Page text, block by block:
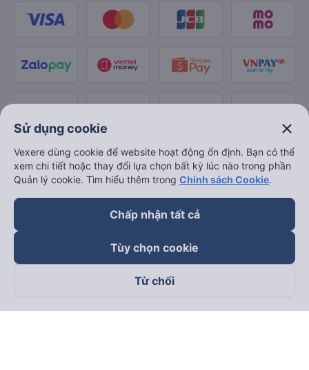
Theo dõi chúng tôi trên
Sử dụng cookie close
Vexere dùng cookie để website hoạt động ổn định. Bạn có thể
xem chi tiết hoặc thay đổi lựa chọn bất kỳ lúc nào trong phần
Quản lý cookie. Tìm hiểu thêm trong Chính sách Cookie.
Chấp nhận tất cả
Tùy chọn cookie
Từ chối